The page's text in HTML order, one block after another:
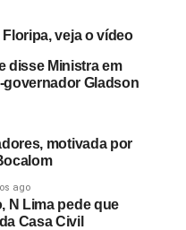
veja o vídeo
disse Ministra em
governador Gladson
motivada por
ago
N Lima pede que
Casa Civil